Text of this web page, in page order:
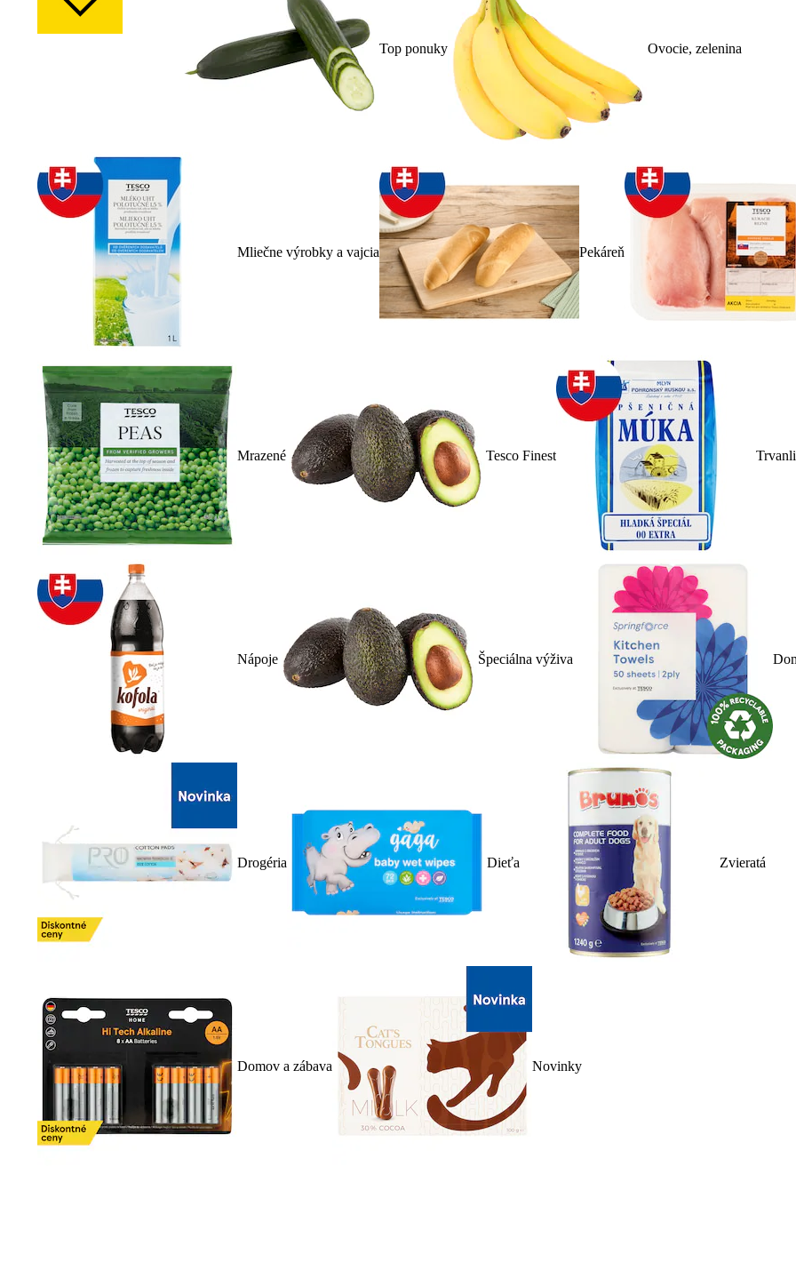
Top ponuky Ovocie, zelenina
Mliečne výrobky a vajcia Pekáreň
Mrazené Tesco Finest
Nápoje Špeciálna výživa
Drogéria Dieťa Zvieratá
Domov a zábava Novinky